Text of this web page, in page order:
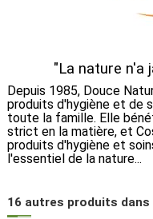
"La nature n'a
Depuis 1985, Douce
produits d'hygiène et de
toute la famille. Elle
strict en la matière, et
produits d'hygiène et
l'essentiel de la nature...
16 autres produits